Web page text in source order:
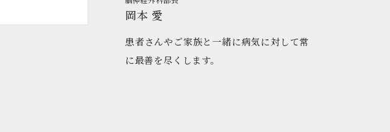
岡本 愛
患者さんやご家族と一緒に病気に対して常
に最善を尽くします。